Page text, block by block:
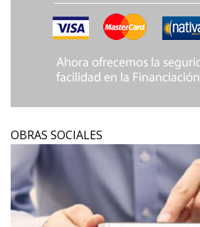
OBRAS SOCIALES